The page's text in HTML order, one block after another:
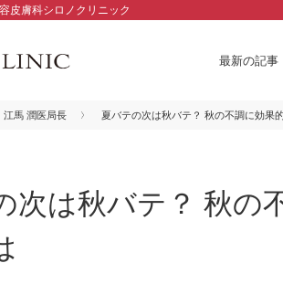
皮膚科シロノクリニック
最新の記事
江馬 潤医局長 夏バテの次は秋バテ？ 秋の不調に効果
次は秋バテ？ 秋の